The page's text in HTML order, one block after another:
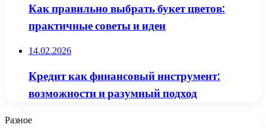
Как правильно выбрать букет цветов:
практичные советы и идеи
14.02.2026
Кредит как финансовый инструмент:
возможности и разумный подход
Разное